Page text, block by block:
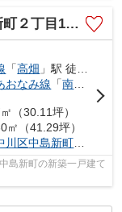
】新築一戸建て 5号棟
「高畑 」駅 徒歩18分
おなみ線 「南荒子
（30.11坪）
㎡（41.29坪）
川区中島新町
新町の新築一戸建て